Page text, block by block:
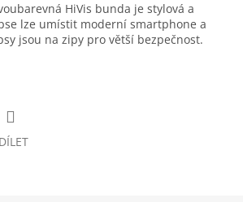
HiVis bunda je stylová a
lze umístit moderní smartphone a
jsou na zipy pro větší bezpečnost.